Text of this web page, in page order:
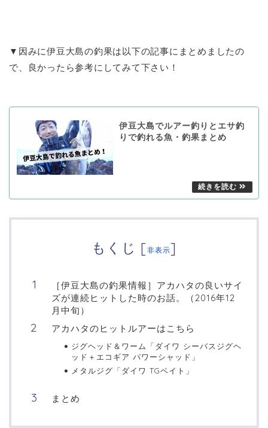
▼因みに伊豆大島の釣果は以下の記事にまとめましたの
で、良かったら参考にしてみて下さい！
伊豆大島でルアー釣りとエサ釣
りで釣れる魚・釣果まとめ
もくじ [非表示]
［伊豆大島の釣果情報］アカハタの良いサイ
ズが連続ヒットした時のお話。（2016年12
月中旬）
アカハタのヒットルアーはこちら
ジグヘッド＆ワーム「ダイワ シーバスジグヘ
ッド＋エコギア パワーシャッド」
メタルジグ「ダイワ TGベイト」
まとめ